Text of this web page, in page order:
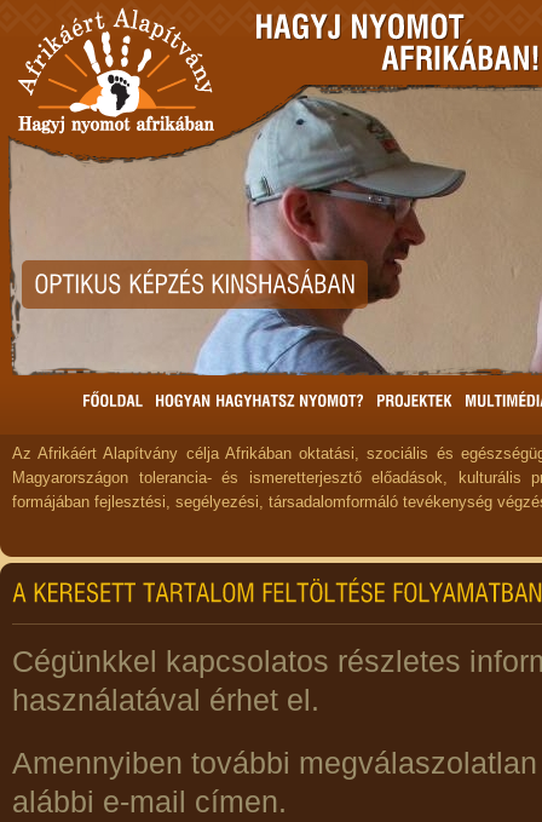
Az Afrikáért Alapítvány célja Afrikában oktatási, szociális és
Magyarországon tolerancia- és ismeretterjesztő előadások, kulturális
formájában fejlesztési, segélyezési, társadalomformáló tevékenység
Cégünkkel kapcsolatos részletes
használatával érhet el.
Amennyiben további
alábbi e-mail címen.